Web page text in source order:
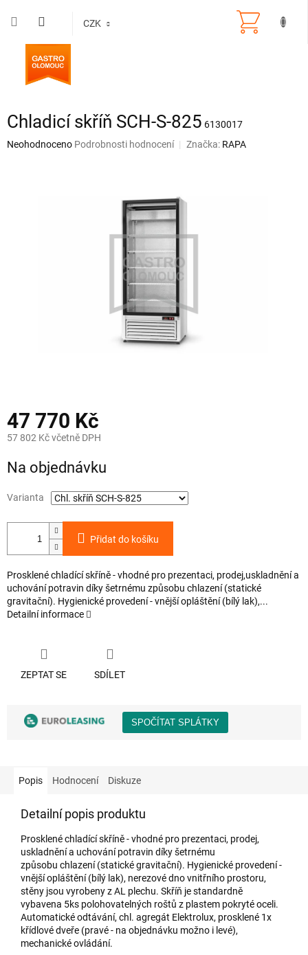
CZK
Chladicí skříň SCH-S-825 6130017
Průměrné
Neohodnoceno Podrobnosti hodnocení Značka: RAPA
47 770 Kč
57 802 Kč včetně DPH
cena:
Na objednávku
Varianta
Přidat do košíku
Prosklené chladící skříně - vhodné pro prezentaci, prodej,uskladnění a
uchování potravin díky šetrnému způsobu chlazení (statické
gravitační). Hygienické provedení - vnější opláštění (bílý lak),...
Detailní informace
ZEPTAT SE SDÍLET
Popis Hodnocení Diskuze
Detailní popis produktu
Prosklené chladící skříně - vhodné pro prezentaci, prodej,
uskladnění a uchování potravin díky šetrnému
způsobu chlazení (statické gravitační). Hygienické provedení -
vnější opláštění (bílý lak), nerezové dno vnitřního prostoru,
stěny jsou vyrobeny z AL plechu. Skříň je standardně
vybavena 5ks polohovatelných roštů z plastem pokryté oceli.
Automatické odtávání, chl. agregát Elektrolux, prosklené 1x
křídlové dveře (pravé - na objednávku možno i levé),
mechanické ovládání.